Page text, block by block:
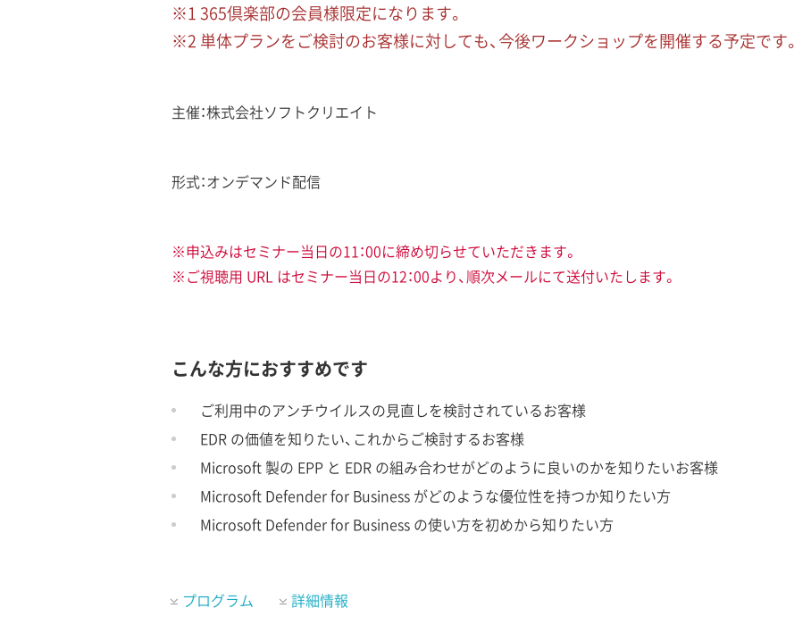
※1 365倶楽部の会員様限定になります。
※2 単体プランをご検討のお客様に対しても、今後ワークショップを開催する予定です。
主催：株式会社ソフトクリエイト
形式：オンデマンド配信
※申込みはセミナー当日の11：00に締め切らせていただきます。
※ご視聴用 URL はセミナー当日の12：00より、順次メールにて送付いたします。
こんな方におすすめです
ご利用中のアンチウイルスの見直しを検討されているお客様
EDR の価値を知りたい、これからご検討するお客様
Microsoft 製の EPP と EDR の組み合わせがどのように良いのかを知りたいお客様
Microsoft Defender for Business がどのような優位性を持つか知りたい方
Microsoft Defender for Business の使い方を初めから知りたい方
プログラム 詳細情報